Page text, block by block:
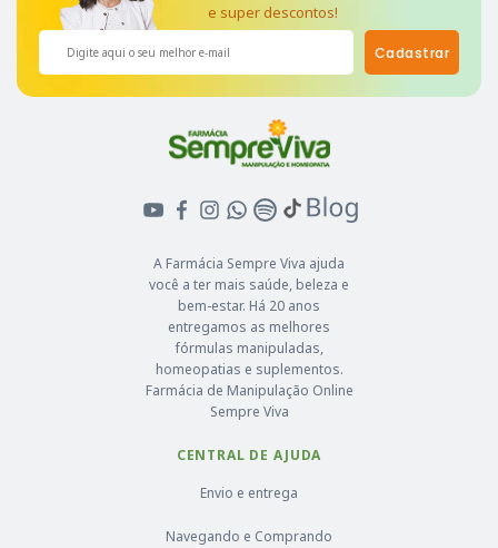
A Farmácia Sempre Viva ajuda
você a ter mais saúde, beleza e
bem-estar. Há 20 anos
entregamos as melhores
fórmulas manipuladas,
homeopatias e suplementos.
Farmácia de Manipulação Online
Sempre Viva
CENTRAL DE AJUDA
Envio e entrega
Navegando e Comprando
e super descontos!
Cadastrar